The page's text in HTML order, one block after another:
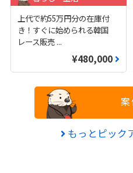
上代で約55万円分の在庫付
き！すぐに始められる韓国
レース販売 ...
¥480,000
もっとピック